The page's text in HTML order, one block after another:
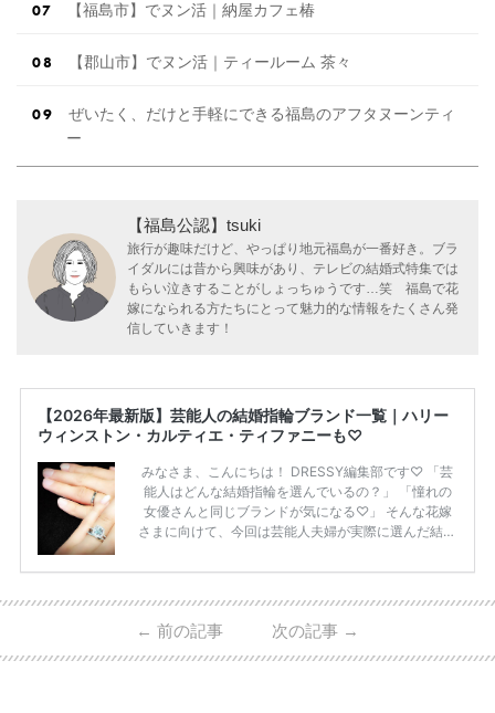
【福島市】でヌン活｜納屋カフェ椿
【郡山市】でヌン活｜ティールーム 茶々
ぜいたく、だけと手軽にできる福島のアフタヌーンティ
ー
【福島公認】tsuki
旅行が趣味だけど、やっぱり地元福島が一番好き。ブラ
イダルには昔から興味があり、テレビの結婚式特集では
もらい泣きすることがしょっちゅうです…笑 福島で花
嫁になられる方たちにとって魅力的な情報をたくさん発
信していきます！
【2026年最新版】芸能人の結婚指輪ブランド一覧｜ハリー
ウィンストン・カルティエ・ティファニーも♡
みなさま、こんにちは！ DRESSY編集部です♡ 「芸
能人はどんな結婚指輪を選んでいるの？」 「憧れの
女優さんと同じブランドが気になる♡」 そんな花嫁
さまに向けて、今回は芸能人夫婦が実際に選んだ結婚
ーウィンストンやカルティエ、ティファニーなど世界
日本で人気のブランドまで幅広くご紹介。 さらに、
・愛用している芸能人夫婦 ・リングの特徴や魅力 ・
← 前の記事 次の記事 →